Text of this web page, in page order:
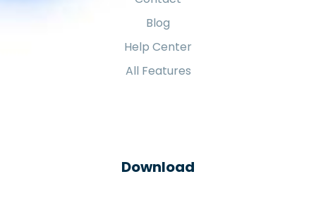
Blog
Help Center
All Features
Download